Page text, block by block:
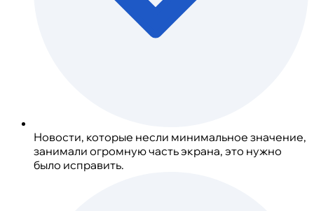
Новости, которые несли минимальное значение,
занимали огромную часть экрана, это нужно
было исправить.